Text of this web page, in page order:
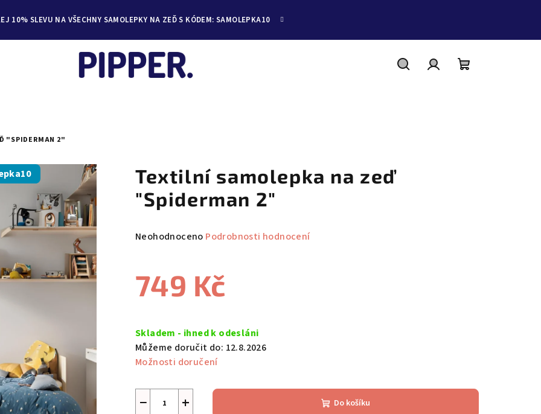
10% SLEVU NA VŠECHNY SAMOLEPKY NA ZEĎ S KÓDEM: SAMOLEPKA10
"SPIDERMAN 2"
Textilní samolepka na zeď
"Spiderman 2"
Průměrné
je
0,0
hvězdiček.
Neohodnoceno Podrobnosti hodnocení
749 Kč
cena:
Skladem - ihned k odesláni
Můžeme doručit do: 12.8.2026
Možnosti doručení
+
− Do košíku